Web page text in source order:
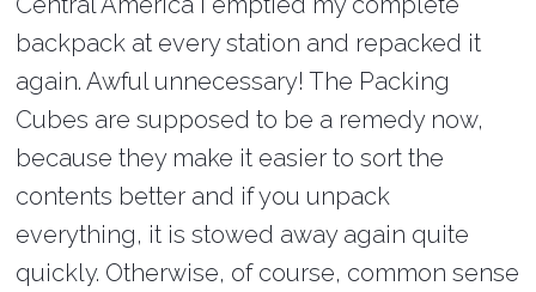
backpack at every station and repacked it
again. Awful unnecessary! The Packing
Cubes are supposed to be a remedy now,
because they make it easier to sort the
contents better and if you unpack
everything, it is stowed away again quite
quickly. Otherwise, of course, common sense